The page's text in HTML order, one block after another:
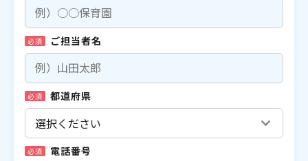
必須 ご担当者名
必須 都道府県
必須 電話番号